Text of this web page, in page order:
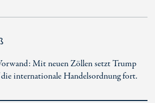
Mit neuen Zöllen setzt Trump
internationale Handelsordnung fort.